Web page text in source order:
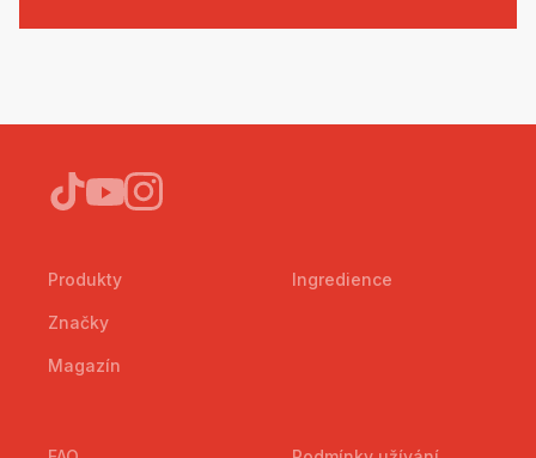
Produkty
Značky
Magazín
Ingredience